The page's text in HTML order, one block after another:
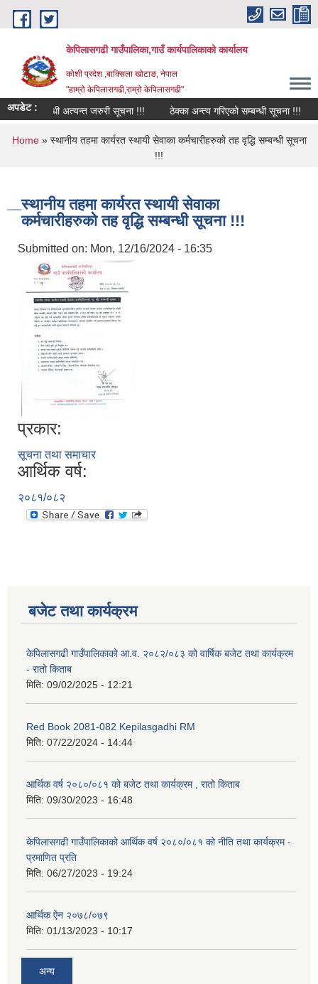
Skip to main content
केपिलासगढी गाउँपालिका,गाउँ कार्यपालिकाको कार्यालय
कोशी प्रदेश ,बाक्सिला खोटाङ, नेपाल
"हाम्रो केपिलासगढी,राम्रो केपिलासगढी"
अपडेट :सम्बन्धी अत्यन्त जरुरी सूचना !!! ठेक्का अन्त्य गरिएको सम्बन्धी सूचना !!!
You are here
Home» स्थानीय तहमा कार्यरत स्थायी सेवाका कर्मचारीहरुको तह वृद्धि सम्बन्धी सूचना
!!!
स्थानीय तहमा कार्यरत स्थायी सेवाका
कर्मचारीहरुको तह वृद्धि सम्बन्धी सूचना !!!
Submitted on: Mon, 12/16/2024 - 16:35
प्रकार:
सूचना तथा समाचार
आर्थिक वर्ष:
२०८१/०८२
बजेट तथा कार्यक्रम
केपिलासगढी गाउँपालिकाको आ.व. २०८२/०८३ को वार्षिक बजेट तथा कार्यक्रम
- रातो किताब
मिति: 09/02/2025 - 12:21
Red Book 2081-082 Kepilasgadhi RM
मिति: 07/22/2024 - 14:44
आर्थिक वर्ष २०८०/०८१ को बजेट तथा कार्यक्रम , रातो किताब
मिति: 09/30/2023 - 16:48
केपिलासगढी गाउँपालिकाको आर्थिक वर्ष २०८०/०८१ को नीति तथा कार्यक्रम -
प्रमाणित प्रति
मिति: 06/27/2023 - 19:24
आर्थिक ऐन २०७८/०७९
मिति: 01/13/2023 - 10:17
अन्य